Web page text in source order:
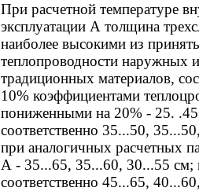
При расчетной температуре
эксплуатации А толщина
наиболее высокими из
теплопроводности наружных
традиционных материалов,
10% коэффициентами
пониженными на 20% - 25.
соответственно 35...50,
при аналогичных расчетных
А - 35...65, 35...60, 30...55 см;
соответственно 45...65,